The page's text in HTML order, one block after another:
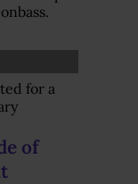
for a
of